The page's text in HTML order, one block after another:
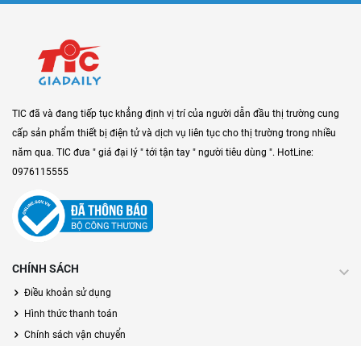
TIC đã và đang tiếp tục khẳng định vị trí của người dẫn đầu thị trường cung
cấp sản phẩm thiết bị điện tử và dịch vụ liên tục cho thị trường trong nhiều
năm qua. TIC đưa " giá đại lý " tới tận tay " người tiêu dùng ". HotLine:
0976115555
CHÍNH SÁCH
Điều khoản sử dụng
Hình thức thanh toán
Chính sách vận chuyển